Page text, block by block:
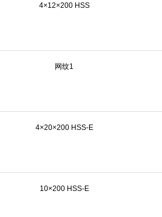
4×12×200 HSS
网纹1
4×20×200 HSS-E
10×200 HSS-E